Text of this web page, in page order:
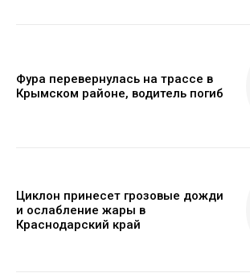
Фура перевернулась на трассе в
Крымском районе, водитель погиб
Циклон принесет грозовые дожди
и ослабление жары в
Краснодарский край